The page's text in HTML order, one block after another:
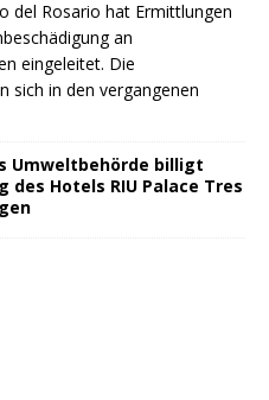
del Rosario hat Ermittlungen
an
eingeleitet. Die
sich in den vergangenen
Umweltbehörde billigt
des Hotels RIU Palace Tres